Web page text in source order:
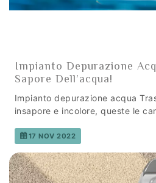
Impianto Depurazione
Sapore Dell’acqua!
Impianto depurazione acqua
insapore e incolore, queste le
17 NOV 2022